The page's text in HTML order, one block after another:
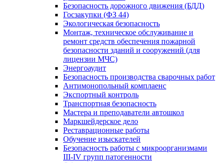
Безопасность дорожного движения (БДД)
Госзакупки (ФЗ 44)
Экологическая безопасность
Монтаж, техническое обслуживание и
ремонт средств обеспечения пожарной
безопасности зданий и сооружений (для
лицензии МЧС)
Энергоаудит
Безопасность производства сварочных работ
Антимонопольный комплаенс
Экспортный контроль
Транспортная безопасность
Мастера и преподаватели автошкол
Маркшейдерское дело
Реставрационные работы
Обучение изыскателей
Безопасность работы с микроорганизмами
III-IV групп патогенности